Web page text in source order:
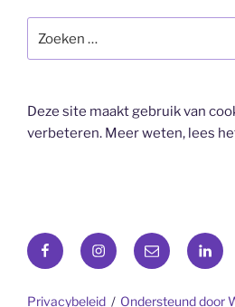
naar:
Deze site maakt gebruik van
verbeteren. Meer weten, lees
FacebookInstagram
E-
mail
Privacybeleid Ondersteund door